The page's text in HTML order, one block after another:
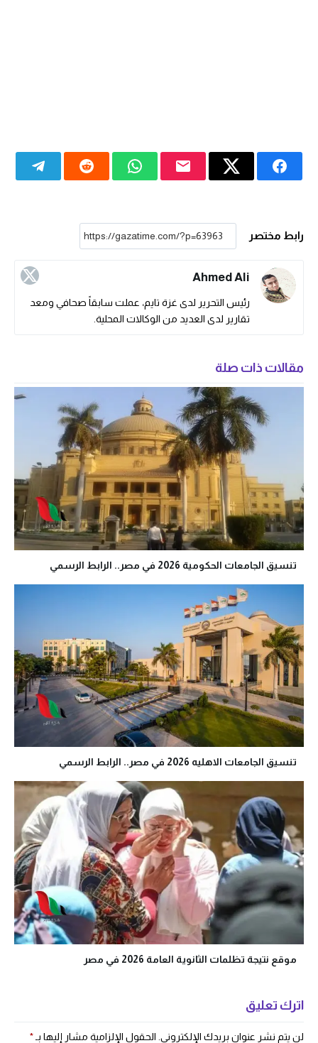
رابط مختصر
Ahmed Ali
رئيس التحرير لدى غزة تايم، عملت سابقاً صحافي ومعد
تقارير لدى العديد من الوكالات المحلية.
مقالات ذات صلة
تنسيق الجامعات الحكومية 2026 في مصر.. الرابط الرسمي
تنسيق الجامعات الاهليه 2026 في مصر.. الرابط الرسمي
موقع نتيجة تظلمات الثانوية العامة 2026 في مصر
اترك تعليق
لن يتم نشر عنوان بريدك الإلكتروني. الحقول الإلزامية مشار إليها بـ *